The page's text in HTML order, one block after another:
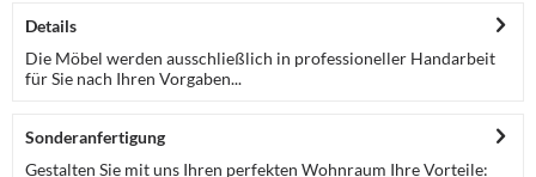
Details
Die Möbel werden ausschließlich in professioneller Handarbeit
für Sie nach Ihren Vorgaben...
Sonderanfertigung
Gestalten Sie mit uns Ihren perfekten Wohnraum Ihre Vorteile: